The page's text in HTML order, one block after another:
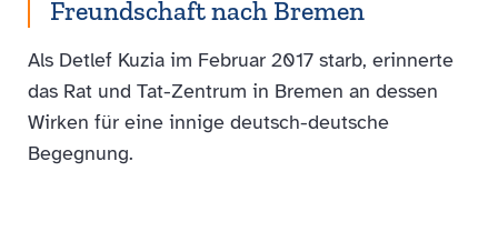
Freundschaft nach Bremen
Als Detlef Kuzia im Februar 2017 starb, erinnerte
das Rat und Tat-Zentrum in Bremen an dessen
Wirken für eine innige deutsch-deutsche
Begegnung.